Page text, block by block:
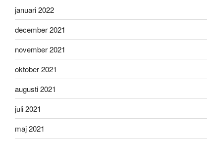
januari 2022
december 2021
november 2021
oktober 2021
augusti 2021
juli 2021
maj 2021